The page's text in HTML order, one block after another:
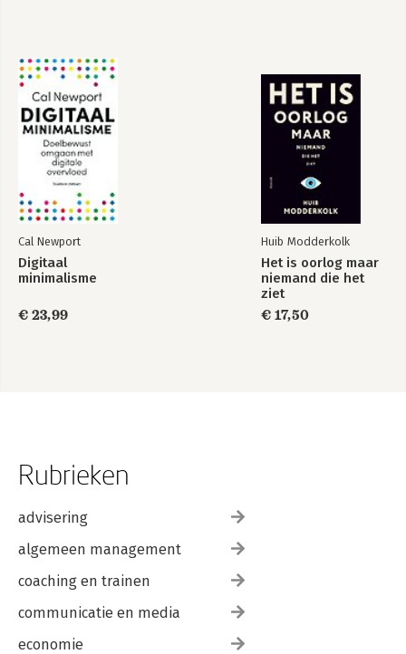
7 Camera en co
Camera
Foto schieten
Video opnemen
App Foto’s
8 Internetten met Safari
Introductie tot Safari
Zoomen en navigeren
Instellingen Safari
A Configuratie en Apple ID
Configuratie starten
Index
Cal Newport
Digitaal
minimalisme
€ 23,99
Huib Modderkolk
Het is oorlog maar
niemand die het
ziet
€ 17,50
Rubrieken
advisering
algemeen management
coaching en trainen
communicatie en media
economie